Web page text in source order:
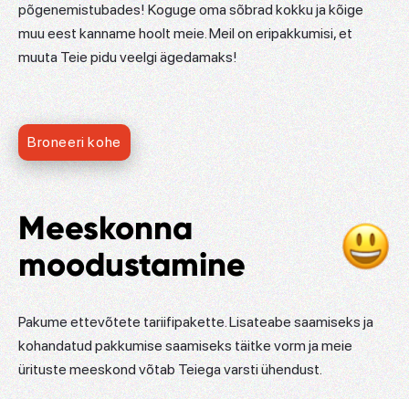
põgenemistubades! Koguge oma sõbrad kokku ja kõige
muu eest kanname hoolt meie. Meil on eripakkumisi, et
muuta Teie pidu veelgi ägedamaks!
Broneeri kohe
Meeskonna
moodustamine
Pakume ettevõtete tariifipakette. Lisateabe saamiseks ja
kohandatud pakkumise saamiseks täitke vorm ja meie
ürituste meeskond võtab Teiega varsti ühendust.